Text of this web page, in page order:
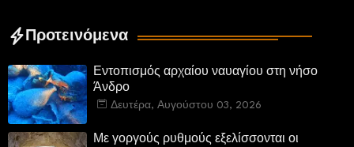
Προτεινόμενα
Εντοπισμός αρχαίου ναυαγίου στη νήσο
Άνδρο
Δευτέρα, Αυγούστου 03, 2026
Με γοργούς ρυθμούς εξελίσσονται οι